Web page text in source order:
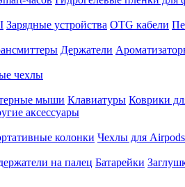
Зарядные устройства OTG кабели
Держатели
чехлы
мыши Клавиатуры Коврики
аксессуары
колонки Чехлы для Airpods
на палец Батарейки